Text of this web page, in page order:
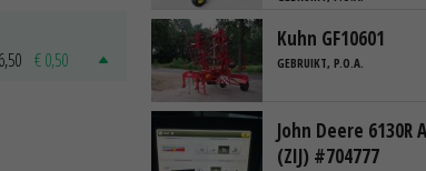
€ 0,50
Kuhn GF10601
GEBRUIKT, P.O.A.
John Deere 6130R
(ZIJ) #704777